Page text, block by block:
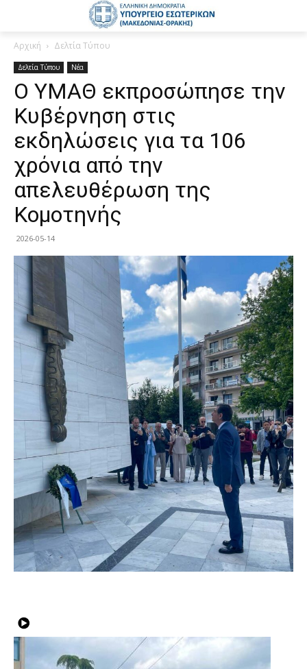
Αρχική Δελτία Τύπου
Δελτία Τύπου Νέα
Ο ΥΜΑΘ εκπροσώπησε την
Κυβέρνηση στις
εκδηλώσεις για τα 106
χρόνια από την
απελευθέρωση της
Κομοτηνής
2026-05-14
{Play}